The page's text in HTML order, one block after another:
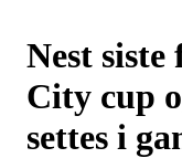
Nest
City cup
settes i